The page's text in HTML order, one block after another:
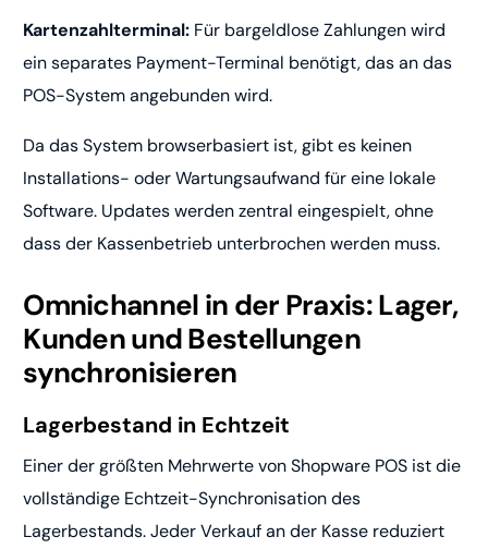
Kartenzahlterminal: Für bargeldlose Zahlungen wird
ein separates Payment-Terminal benötigt, das an das
POS-System angebunden wird.
Da das System browserbasiert ist, gibt es keinen
Installations- oder Wartungsaufwand für eine lokale
Software. Updates werden zentral eingespielt, ohne
dass der Kassenbetrieb unterbrochen werden muss.
Omnichannel in der Praxis: Lager,
Kunden und Bestellungen
synchronisieren
Lagerbestand in Echtzeit
Einer der größten Mehrwerte von Shopware POS ist die
vollständige Echtzeit-Synchronisation des
Lagerbestands. Jeder Verkauf an der Kasse reduziert